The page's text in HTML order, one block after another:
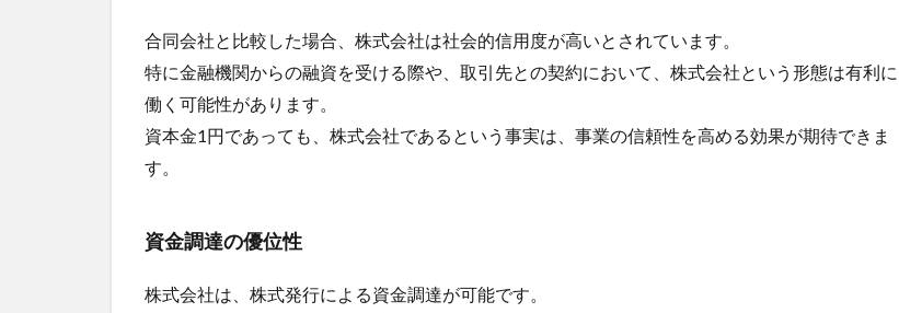
合同会社と比較した場合、株式会社は社会的信用度が高いとされています。
特に金融機関からの融資を受ける際や、取引先との契約において、株式会社という形態は有利に
働く可能性があります。
資本金1円であっても、株式会社であるという事実は、事業の信頼性を高める効果が期待できま
す。
資金調達の優位性
株式会社は、株式発行による資金調達が可能です。